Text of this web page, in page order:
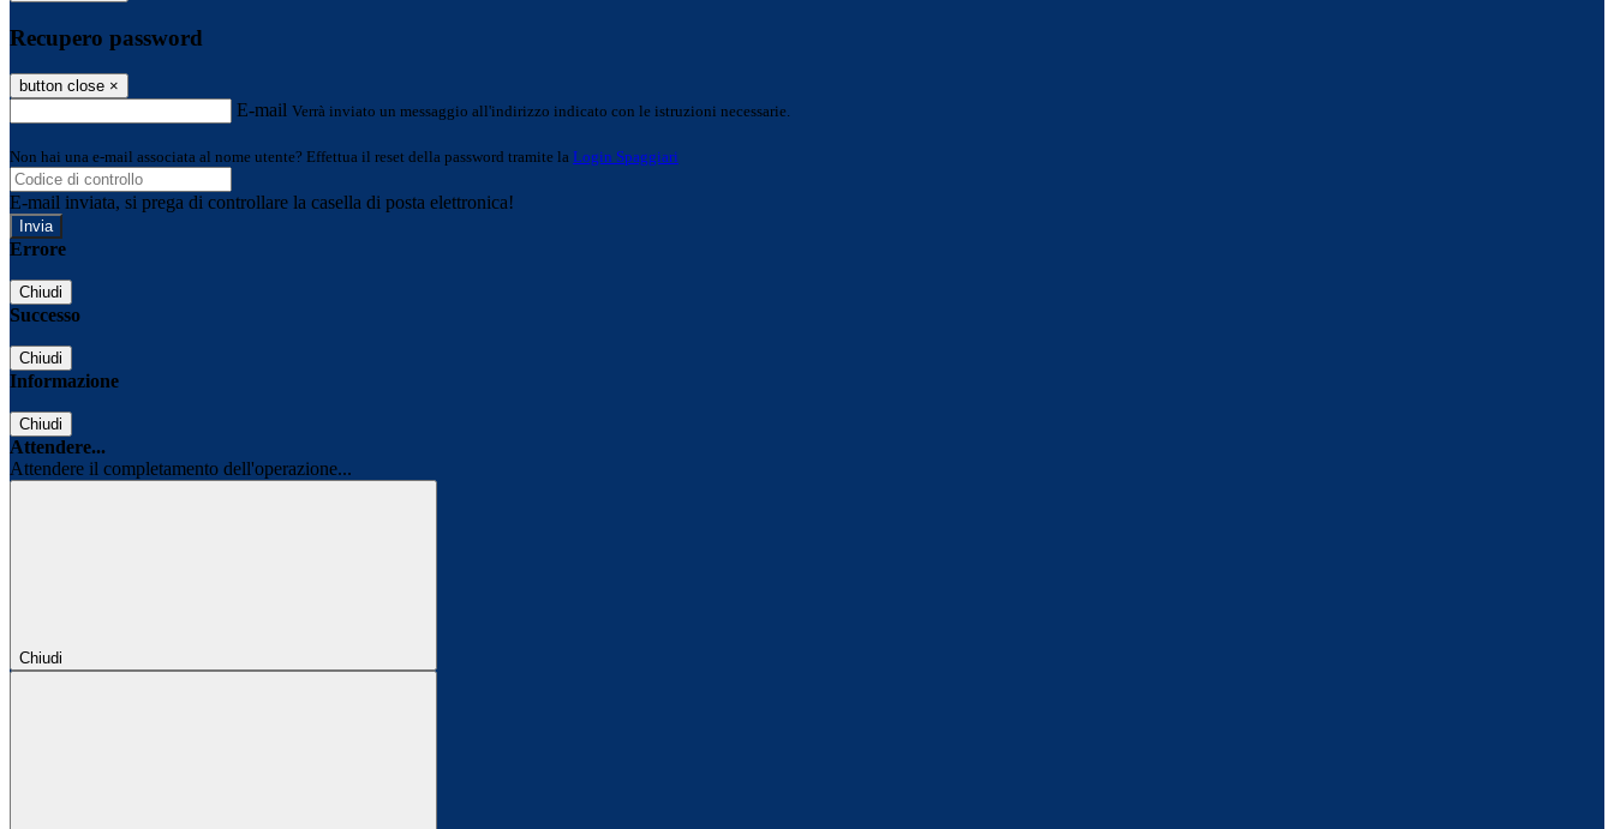
Recupero password
button close ×
E-mail Verrà inviato un messaggio all'indirizzo indicato con le istruzioni necessarie.
Non hai una e-mail associata al nome utente? Effettua il reset della password tramite la Login Spaggiari
E-mail inviata, si prega di controllare la casella di posta elettronica!
Errore
Chiudi
Successo
Chiudi
Informazione
Chiudi
Attendere...
Attendere il completamento dell'operazione...
Chiudi